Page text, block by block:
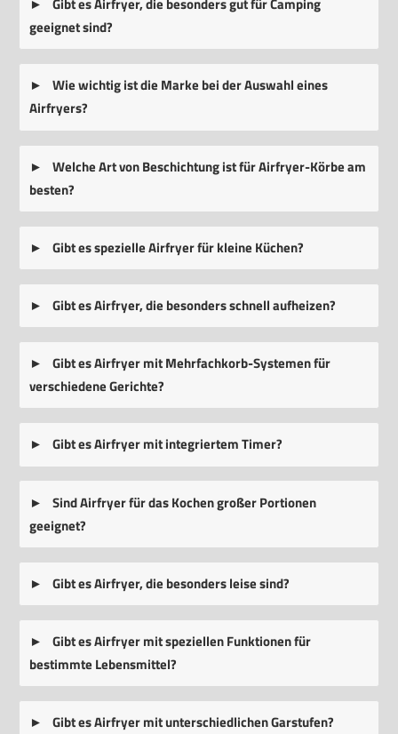
Gibt es Airfryer, die besonders gut für Camping
geeignet sind?
Wie wichtig ist die Marke bei der Auswahl eines
Airfryers?
Welche Art von Beschichtung ist für Airfryer-Körbe am
besten?
Gibt es spezielle Airfryer für kleine Küchen?
Gibt es Airfryer, die besonders schnell aufheizen?
Gibt es Airfryer mit Mehrfachkorb-Systemen für
verschiedene Gerichte?
Gibt es Airfryer mit integriertem Timer?
Sind Airfryer für das Kochen großer Portionen
geeignet?
Gibt es Airfryer, die besonders leise sind?
Gibt es Airfryer mit speziellen Funktionen für
bestimmte Lebensmittel?
Gibt es Airfryer mit unterschiedlichen Garstufen?